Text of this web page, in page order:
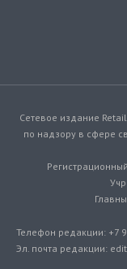
Сетевое издание
по надзору в сфере
Телефон редакции: +7
Эл. почта редакции: